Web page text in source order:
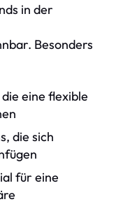
in der
Besonders
eine flexible
die sich
für eine